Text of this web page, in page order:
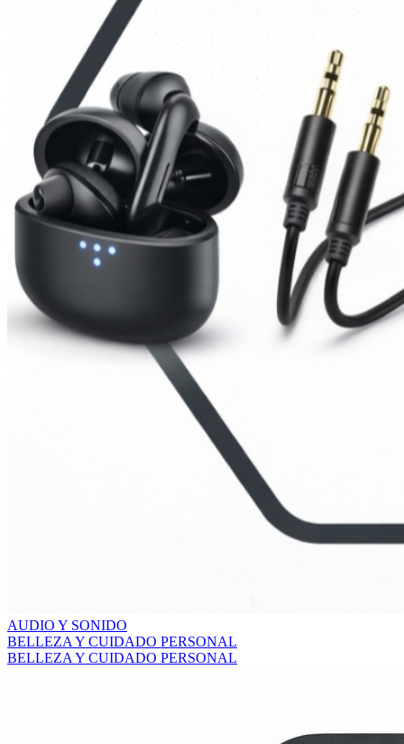
AUDIO Y SONIDO
BELLEZA Y CUIDADO PERSONAL
BELLEZA Y CUIDADO PERSONAL